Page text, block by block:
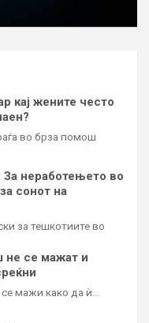
кај жените често
во брза помош
неработењето во
сонот на
за тешкотиите во
не се мажат и
мажи како да ѝ…